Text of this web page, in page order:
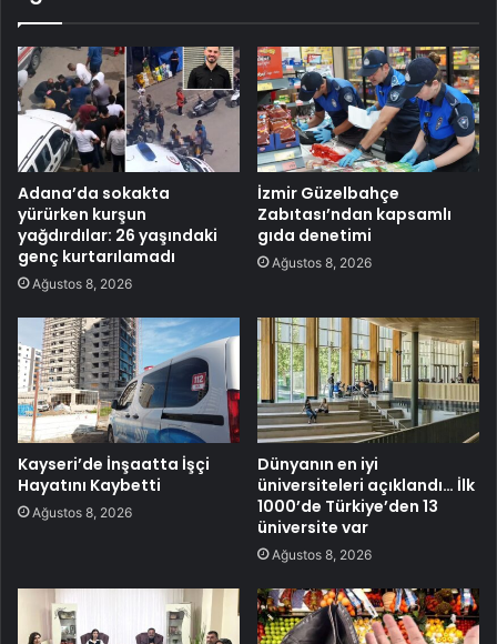
Adana’da sokakta
yürürken kurşun
yağdırdılar: 26 yaşındaki
genç kurtarılamadı
Ağustos 8, 2026
İzmir Güzelbahçe
Zabıtası’ndan kapsamlı
gıda denetimi
Ağustos 8, 2026
Kayseri’de İnşaatta İşçi
Hayatını Kaybetti
Ağustos 8, 2026
Dünyanın en iyi
üniversiteleri açıklandı… İlk
1000’de Türkiye’den 13
üniversite var
Ağustos 8, 2026